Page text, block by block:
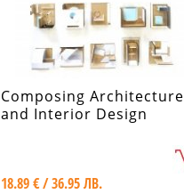
Composing Architecture
and Interior Design
18.89 € / 36.95 ЛВ.